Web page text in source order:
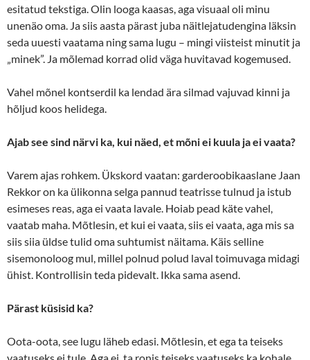
esitatud tekstiga. Olin looga kaasas, aga visuaal oli minu
unenäo oma. Ja siis aasta pärast juba näitlejatudengina läksin
seda uuesti vaatama ning sama lugu – mingi viisteist minutit ja
„minek”. Ja mõlemad korrad olid väga huvitavad kogemused.
Vahel mõnel kontserdil ka lendad ära silmad vajuvad kinni ja
hõljud koos helidega.
Ajab see sind närvi ka, kui näed, et mõni ei kuula ja ei vaata?
Varem ajas rohkem. Ükskord vaatan: garderoobikaaslane Jaan
Rekkor on ka ülikonna selga pannud teatrisse tulnud ja istub
esimeses reas, aga ei vaata lavale. Hoiab pead käte vahel,
vaatab maha. Mõtlesin, et kui ei vaata, siis ei vaata, aga mis sa
siis siia üldse tulid oma suhtumist näitama. Käis selline
sisemonoloog mul, millel polnud polud laval toimuvaga midagi
ühist. Kontrollisin teda pidevalt. Ikka sama asend.
Pärast küsisid ka?
Oota-oota, see lugu läheb edasi. Mõtlesin, et ega ta teiseks